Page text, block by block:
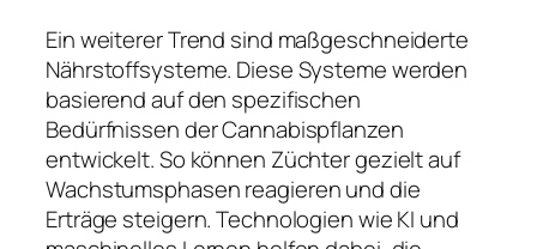
Ein weiterer Trend sind maßgeschneiderte
Nährstoffsysteme. Diese Systeme werden
basierend auf den spezifischen
Bedürfnissen der Cannabispflanzen
entwickelt. So können Züchter gezielt auf
Wachstumsphasen reagieren und die
Erträge steigern. Technologien wie KI und